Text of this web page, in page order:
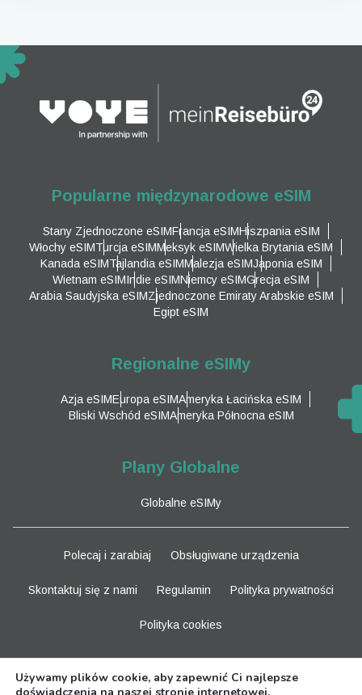
Popularne międzynarodowe eSIM
Stany Zjednoczone eSIMFrancja eSIMHiszpania eSIM
Włochy eSIMTurcja eSIMMeksyk eSIMWielka Brytania eSIM
Kanada eSIMTajlandia eSIMMalezja eSIMJaponia eSIM
Wietnam eSIMIndie eSIMNiemcy eSIMGrecja eSIM
Arabia Saudyjska eSIMZjednoczone Emiraty Arabskie eSIM
Egipt eSIM
Regionalne eSIMy
Azja eSIMEuropa eSIMAmeryka Łacińska eSIM
Bliski Wschód eSIMAmeryka Północna eSIM
Plany Globalne
Globalne eSIMy
Polecaj i zarabiaj Obsługiwane urządzenia
Skontaktuj się z nami Regulamin Polityka prywatności
Polityka cookies
Używamy plików cookie, aby zapewnić Ci najlepsze